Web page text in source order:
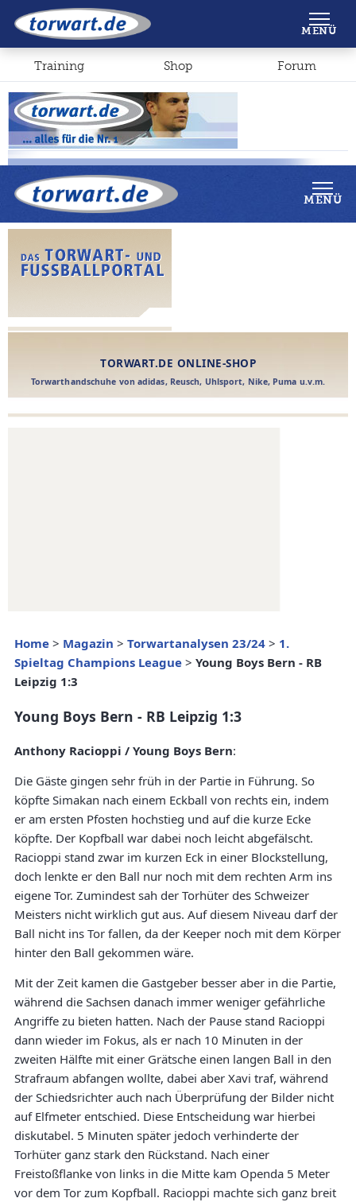
Shop Forum
MENÜ
Home > Magazin > Torwartanalysen 23/24 > 1.
Spieltag Champions League > Young Boys Bern - RB
Leipzig 1:3
Young Boys Bern - RB Leipzig 1:3
Anthony Racioppi / Young Boys Bern:
Die Gäste gingen sehr früh in der Partie in Führung. So
köpfte Simakan nach einem Eckball von rechts ein, indem
er am ersten Pfosten hochstieg und auf die kurze Ecke
köpfte. Der Kopfball war dabei noch leicht abgefälscht.
Racioppi stand zwar im kurzen Eck in einer Blockstellung,
doch lenkte er den Ball nur noch mit dem rechten Arm ins
eigene Tor. Zumindest sah der Torhüter des Schweizer
Meisters nicht wirklich gut aus. Auf diesem Niveau darf der
Ball nicht ins Tor fallen, da der Keeper noch mit dem Körper
hinter den Ball gekommen wäre.
Mit der Zeit kamen die Gastgeber besser aber in die Partie,
während die Sachsen danach immer weniger gefährliche
Angriffe zu bieten hatten. Nach der Pause stand Racioppi
dann wieder im Fokus, als er nach 10 Minuten in der
zweiten Hälfte mit einer Grätsche einen langen Ball in den
Strafraum abfangen wollte, dabei aber Xavi traf, während
der Schiedsrichter auch nach Überprüfung der Bilder nicht
auf Elfmeter entschied. Diese Entscheidung war hierbei
diskutabel. 5 Minuten später jedoch verhinderte der
Torhüter ganz stark den Rückstand. Nach einer
Freistoßflanke von links in die Mitte kam Openda 5 Meter
vor dem Tor zum Kopfball. Racioppi machte sich ganz breit